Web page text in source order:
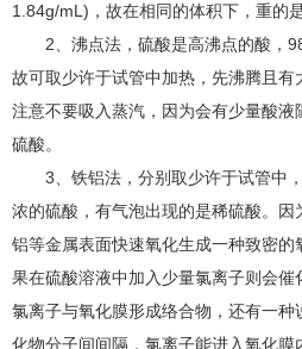
1.84g/mL)，故在相同的体积下，重的
2、沸点法，硫酸是高沸点的酸，
故可取少许于试管中加热，先沸腾且有
注意不要吸入蒸汽，因为会有少量酸
硫酸。
3、铁铝法，分别取少许于试管中
浓的硫酸，有气泡出现的是稀硫酸。因
铝等金属表面快速氧化生成一种致密的
果在硫酸溶液中加入少量氯离子则会
氯离子与氧化膜形成络合物，还有一
化物分子间间隔，氯离子能进入氧化膜